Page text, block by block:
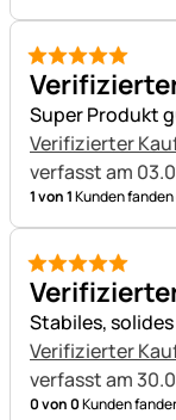
5 von 5
Super Produkt
Verifizierter
verfasst am
1 von 1Kunden
5 von 5
Stabiles,
Verifizierter
verfasst am
0 von 0Kunden